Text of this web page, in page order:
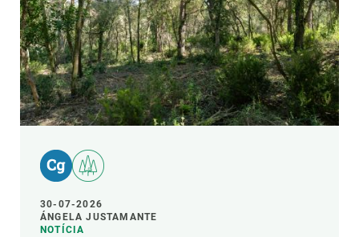
30-07-2026
ÁNGELA JUSTAMANTE
NOTÍCIA